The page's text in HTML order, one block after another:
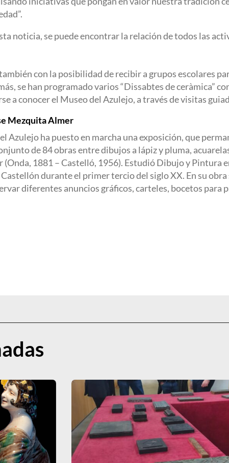
noticia, se puede encontrar la relación de todos las
con la posibilidad de recibir a grupos escolares
se han programado varios “Dissabtes de ceràmica”
a conocer el Museo del Azulejo, a través de visitas
Mezquita Almer
Azulejo ha puesto en marcha una exposición, que
de 84 obras entre dibujos a lápiz y pluma,
(Onda, 1881 – Castelló, 1956). Estudió Dibujo y
durante el primer tercio del siglo XX. En su
diferentes anuncios gráficos, carteles, bocetos para